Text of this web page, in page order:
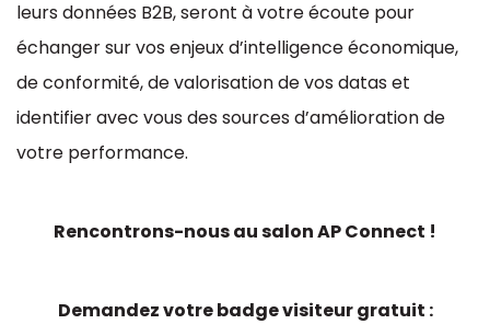
leurs données B2B, seront à votre écoute pour
échanger sur vos enjeux d’intelligence économique,
de conformité, de valorisation de vos datas et
identifier avec vous des sources d’amélioration de
votre performance.
Rencontrons-nous au salon AP Connect !
Demandez votre badge visiteur gratuit :